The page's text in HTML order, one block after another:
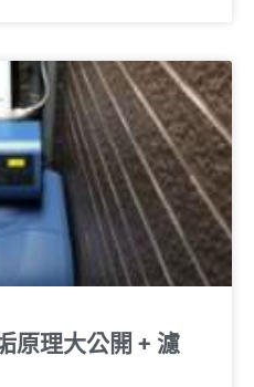
原理大公開 + 濾